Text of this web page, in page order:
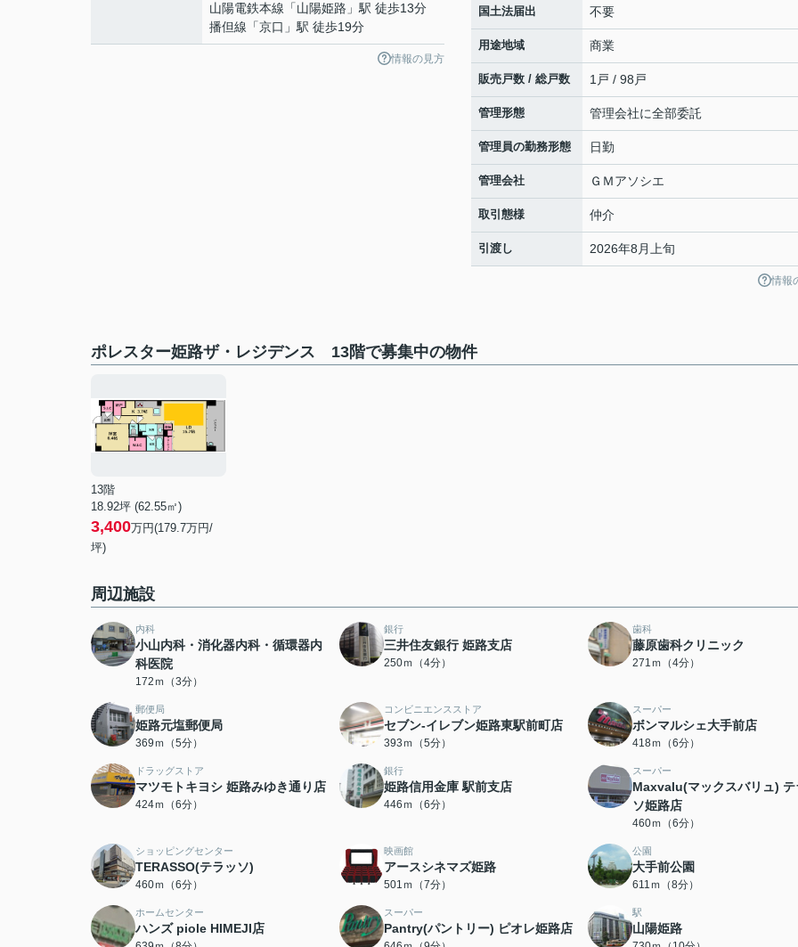
山陽電鉄本線 「山陽姫路 」駅 徒歩13分
播但線 「京口 」駅 徒歩19分
情報の見方
国土法届出 不要
用途地域 商業
販売戸数 / 総戸数 1戸 / 98戸
管理形態 管理会社に全部委託
管理員の勤務形態 日勤
管理会社 ＧＭアソシエ
取引態様 仲介
引渡し 2026年8月上旬
情報
ポレスター姫路ザ・レジデンス 13階で募集中の物件
13階
18.92坪 (62.55㎡)
3,400万円(179.7万円/
坪)
周辺施設
内科
小山内科・消化器内科・循環器内
科医院
172ｍ（3分）
銀行
三井住友銀行 姫路支店
250ｍ（4分）
歯科
藤原歯科クリニック
271ｍ（4分）
郵便局
姫路元塩郵便局
369ｍ（5分）
コンビニエンスストア
セブン-イレブン姫路東駅前町店
393ｍ（5分）
スーパー
ボンマルシェ大手前店
418ｍ（6分）
ドラッグストア
マツモトキヨシ 姫路みゆき通り店
424ｍ（6分）
銀行
姫路信用金庫 駅前支店
446ｍ（6分）
スーパー
Maxvalu(マックスバリュ) テ
ソ姫路店
460ｍ（6分）
ショッピングセンター
TERASSO(テラッソ)
460ｍ（6分）
映画館
アースシネマズ姫路
501ｍ（7分）
公園
大手前公園
611ｍ（8分）
ホームセンター
ハンズ piole HIMEJI店
スーパー
Pantry(パントリー) ピオレ姫路店
駅
山陽姫路